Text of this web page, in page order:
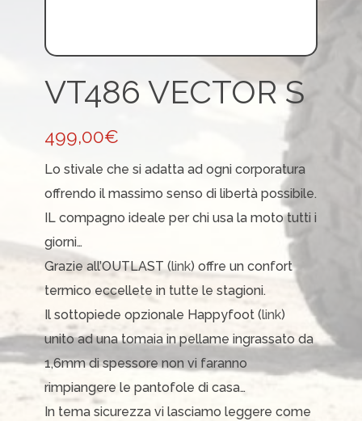
VT486 VECTOR S
499,00€
Lo stivale che si adatta ad ogni corporatura
offrendo il massimo senso di libertà possibile.
IL compagno ideale per chi usa la moto tutti i
giorni…
Grazie all’OUTLAST (link) offre un confort
termico eccellete in tutte le stagioni.
Il sottopiede opzionale Happyfoot (link)
unito ad una tomaia in pellame ingrassato da
1,6mm di spessore non vi faranno
rimpiangere le pantofole di casa…
In tema sicurezza vi lasciamo leggere come